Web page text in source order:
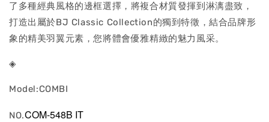
了多種經典風格的邊框選擇，將複合材質發揮到淋漓盡致，
打造出屬於BJ Classic Collection的獨到特徵，結合品牌形
象的精美羽翼元素，您將體會優雅精緻的魅力風采。
◈
Model:COMBI
NO.COM-548B IT